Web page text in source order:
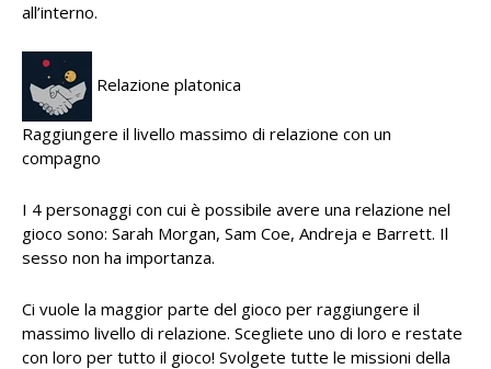
all’interno.
Relazione platonica
Raggiungere il livello massimo di relazione con un
compagno
I 4 personaggi con cui è possibile avere una relazione nel
gioco sono: Sarah Morgan, Sam Coe, Andreja e Barrett. Il
sesso non ha importanza.
Ci vuole la maggior parte del gioco per raggiungere il
massimo livello di relazione. Scegliete uno di loro e restate
con loro per tutto il gioco! Svolgete tutte le missioni della